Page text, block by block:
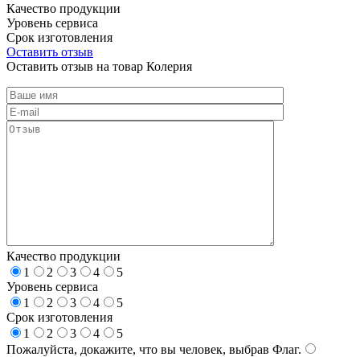
Качество продукции
Уровень сервиса
Срок изготовления
Оставить отзыв
Оставить отзыв на товар Колерия
Качество продукции
1
2 3 4
5
Уровень сервиса
1
2 3 4
5
Срок изготовления
1
2 3 4
5
Пожалуйста, докажите, что вы человек, выбрав Флаг.